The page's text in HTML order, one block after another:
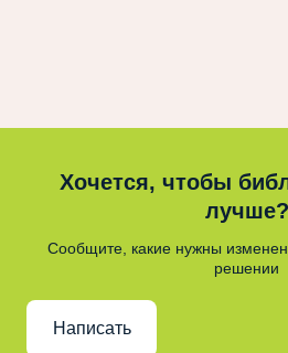
Хочется, чтобы
лучше?
Сообщите, какие нужны
решении
Написать